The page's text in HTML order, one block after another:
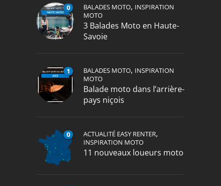
0 BALADES MOTO, INSPIRATION
MOTO
3 Balades Moto en Haute-
Savoie
1 BALADES MOTO, INSPIRATION
MOTO
Balade moto dans l’arrière-
pays niçois
0 ACTUALITÉ EASY RENTER,
INSPIRATION MOTO
11 nouveaux loueurs moto